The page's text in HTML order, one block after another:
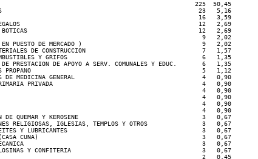
225  50,45
23   5,16
16   3,59
Y REGALOS                                                 12   2,69
Y BOTICAS                                               12   2,69
9   2,02
( EN PUESTO DE MERCADO )                                 9   2,02
DE CONSTRUCCION                                7   1,57
COMBUSTIBLES Y GRIFOS                                     6   1,35
PRESTACION DE APOYO A SERV. COMUNALES Y EDUC.       6   1,35
GAS PROPANO                                               5   1,12
DE MEDICINA GENERAL                                   4   0,90
PRIMARIA PRIVADA                                         4   0,90
4   0,90
4   0,90
4   0,90
4   0,90
DE QUEMAR Y KEROSENE                                  3   0,67
RELIGIOSAS, IGLESIAS, TEMPLOS Y OTROS               3   0,67
ACEITES Y LUBRICANTES                                     3   0,67
(CASA CUNA)                                             3   0,67
DE MECANICA                                                 3   0,67
GOLOSINAS Y CONFITERIA                                    3   0,67
2   0,45